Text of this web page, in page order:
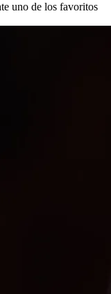
uno de los favoritos